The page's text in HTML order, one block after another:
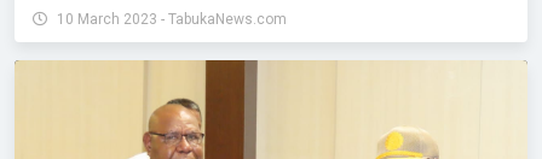
10 March 2023 - TabukaNews.com